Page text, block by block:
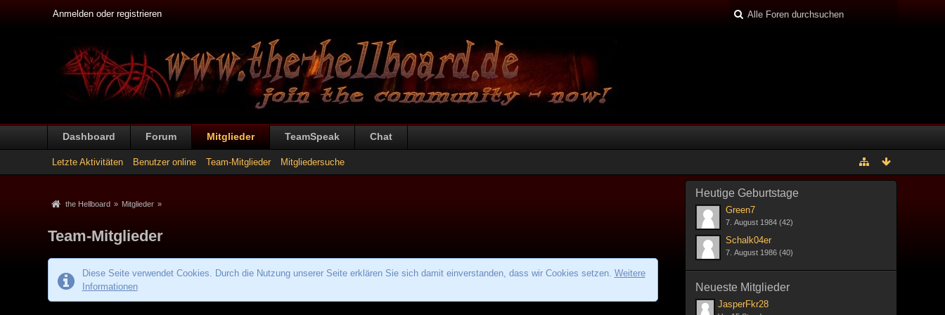
Anmelden oder registrieren
Dashboard Forum Mitglieder TeamSpeak Chat
Letzte Aktivitäten Benutzer online Team-Mitglieder Mitgliedersuche
the Hellboard » Mitglieder »
Team-Mitglieder
Diese Seite verwendet Cookies. Durch die Nutzung unserer Seite erklären Sie sich damit einverstanden, dass wir Cookies setzen. Weitere
Informationen
Heutige Geburtstage
Green7
7. August 1984 (42)
Schalk04er
7. August 1986 (40)
Neueste Mitglieder
JasperFkr28